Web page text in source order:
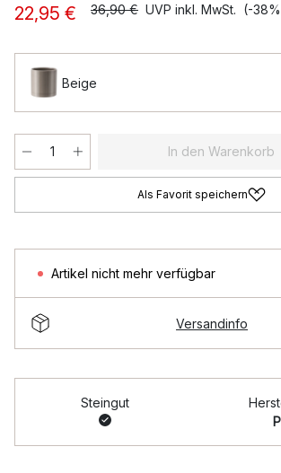
22,95 € 36,90 € UVP inkl. MwSt. (-
Beige
In den Warenkorb
Als Favorit speichern
Artikel nicht mehr verfügbar
Versandinfo
Steingut